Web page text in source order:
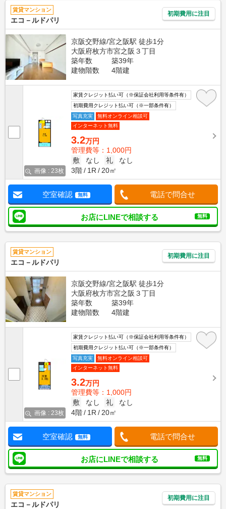
賃貸マンション
エコ－ルドパリ
初期費用に注目
京阪交野線/宮之阪駅 徒歩1分
大阪府枚方市宮之阪３丁目
築年数
築39年
建物階数
4階建
画像 : 23枚
家賃クレジット払い可（※保証会社利用等条件有）
初期費用クレジット払い可（※一部条件有）
写真充実
無料オンライン相談可
インターネット無料
3.2万円
管理費等：1,000円
敷
なし 礼
なし
3階
1R 20㎡
空室確認 無料 電話で問合せ
お店にLINEで相談する 無料
賃貸マンション
エコ－ルドパリ
初期費用に注目
京阪交野線/宮之阪駅 徒歩1分
大阪府枚方市宮之阪３丁目
築年数
築39年
建物階数
4階建
画像 : 23枚
家賃クレジット払い可（※保証会社利用等条件有）
初期費用クレジット払い可（※一部条件有）
写真充実
無料オンライン相談可
インターネット無料
3.2万円
管理費等：1,000円
敷
なし 礼
なし
4階
1R 20㎡
空室確認 無料 電話で問合せ
お店にLINEで相談する 無料
賃貸マンション
エコ－ルドパリ
初期費用に注目